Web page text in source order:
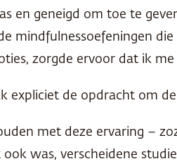
en geneigd om toe te
mindfulnessoefeningen
zorgde ervoor dat ik
expliciet de opdracht om
met deze ervaring –
was, verscheidene